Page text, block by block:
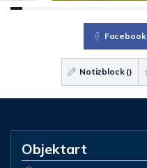
Facebook
Notizblock ()
Objektart